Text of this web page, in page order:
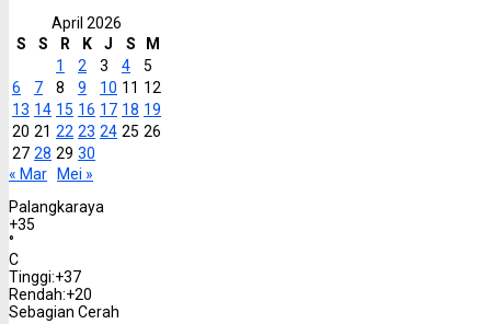
April 2026
S
S R K J S
M
1
2 3 4
5
6
7 8 9 10 11 12
13 14 15 16 17 18 19
20 21 22 23 24 25 26
27 28 29 30
« Mar Mei »
Palangkaraya
+35
°
C
Tinggi:+37
Rendah:+20
Sebagian Cerah